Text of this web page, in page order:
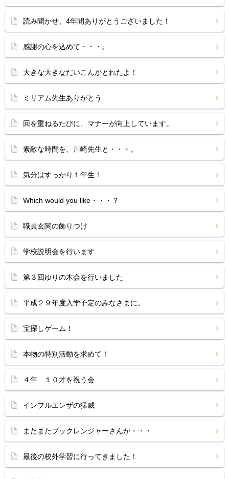
読み聞かせ、4年間ありがとうございました！
感謝の心を込めて・・・。
大きな大きなだいこんがとれたよ！
ミリアム先生ありがとう
回を重ねるたびに、マナーが向上しています。
素敵な時間を、川崎先生と・・・。
気分はすっかり１年生！
Which would you like・・・？
職員玄関の飾りつけ
学校説明会を行います
第３回ゆりの木会を行いました
平成２９年度入学予定のみなさまに。
宝探しゲーム！
本物の特別活動を求めて！
４年 １０才を祝う会
インフルエンザの猛威
またまたブックレンジャーさんが・・・
最後の校外学習に行ってきました！